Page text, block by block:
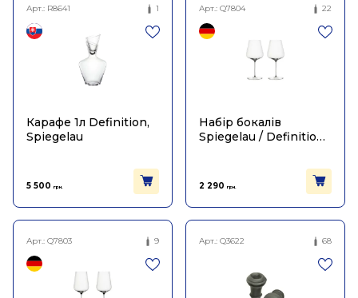
Арт.: R8641 1
Карафе 1л Definition,
Spiegelau
5 500 грн.
Арт.: Q7804 22
Набір бокалів
Spiegelau / Definition
Бордо 750мл (2шт в
пак)
2 290 грн.
Арт.: Q7803 9 Арт.: Q3622 68